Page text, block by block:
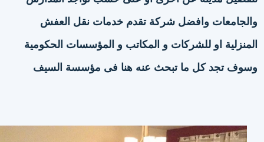
والجامعات وافضل شركة تقدم خدمات نقل العفش
المنزلية او للشركات و المكاتب و المؤسسات الحكومية
وسوف تجد كل ما تبحث عنه هنا فى مؤسسة السيف